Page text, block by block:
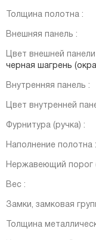
Толщина полотна :
Внешняя панель :
Цвет внешней панели
черная шагрень
Внутренняя панель :
Цвет внутренней
Фурнитура (ручка) :
Наполнение полотна :
Нержавеющий порог
Вес :
Замки, замковая
Толщина